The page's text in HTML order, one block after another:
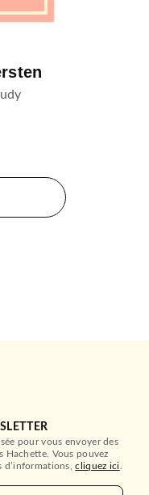
pour vous envoyer des
Hachette. Vous pouvez
d’informations,cliquez ici